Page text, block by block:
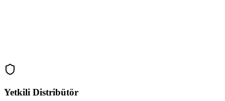
Yetkili Distribütör